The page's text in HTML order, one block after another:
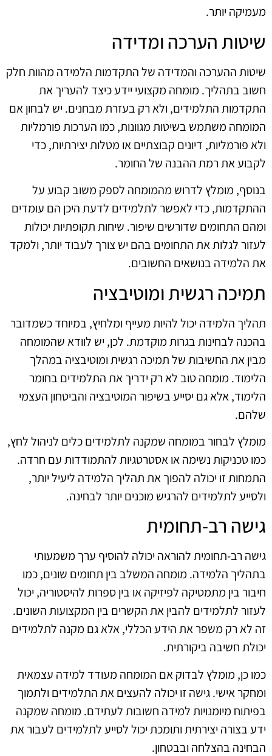
מעמיקה יותר.
שיטות הערכה ומדידה
שיטות ההערכה והמדידה של התקדמות הלמידה מהוות חלק
חשוב בתהליך. מומחה מקצועי יידע כיצד להעריך את
התקדמות התלמידים, ולא רק בעזרת מבחנים. יש לבחון אם
המומחה משתמש בשיטות מגוונות, כמו הערכות פורמליות
ולא פורמליות, דיונים קבוצתיים או מטלות יצירתיות, כדי
לקבוע את רמת ההבנה של החומר.
בנוסף, מומלץ לדרוש מהמומחה לספק משוב קבוע על
ההתקדמות, כדי לאפשר לתלמידים לדעת היכן הם עומדים
ומהם התחומים שדורשים שיפור. שיחות תקופתיות יכולות
לעזור לגלות את התחומים בהם יש צורך לעבוד יותר, ולמקד
את הלמידה בנושאים החשובים.
תמיכה רגשית ומוטיבציה
תהליך הלמידה יכול להיות מעייף ומלחיץ, במיוחד כשמדובר
בהכנה לבחינות בגרות מוקדמת. לכן, יש לוודא שהמומחה
מבין את החשיבות של תמיכה רגשית ומוטיבציה במהלך
הלימוד. מומחה טוב לא רק ידריך את התלמידים בחומר
הלימוד, אלא גם יסייע בשיפור המוטיבציה והביטחון העצמי
שלהם.
מומלץ לבחור במומחה שמקנה לתלמידים כלים לניהול לחץ,
כמו טכניקות נשימה או אסטרטגיות להתמודדות עם חרדה.
התמחות זו יכולה להפוך את תהליך הלמידה ליעיל יותר,
ולסייע לתלמידים להרגיש מוכנים יותר לבחינה.
גישה רב-תחומית
גישה רב-תחומית להוראה יכולה להוסיף ערך משמעותי
בתהליך הלמידה. מומחה המשלב בין תחומים שונים, כמו
חיבור בין מתמטיקה לפיזיקה או בין ספרות להיסטוריה, יכול
לעזור לתלמידים להבין את הקשרים בין המקצועות השונים.
זה לא רק משפר את הידע הכללי, אלא גם מקנה לתלמידים
יכולת חשיבה ביקורתית.
כמו כן, מומלץ לבדוק אם המומחה מעודד למידה עצמאית
ומחקר אישי. גישה זו יכולה להעצים את התלמידים ולתמוך
בפיתוח מיומנויות למידה חשובות לעתידם. מומחה שמקנה
ידע בצורה יצירתית ותומכת יכול לסייע לתלמידים לעבור את
הבחינה בהצלחה ובבטחון.